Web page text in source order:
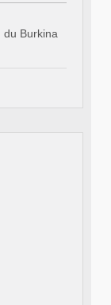
du Burkina